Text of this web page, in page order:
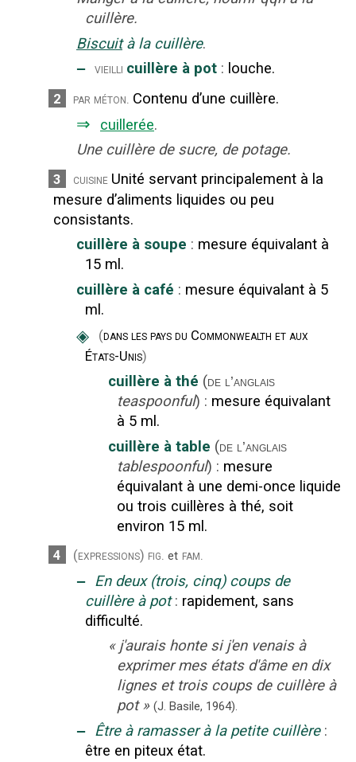
cuillère.
Biscuit à la cuillère.
‒ vieilli cuillère à pot : louche.
2 par méton. Contenu d’une cuillère.
⇒ cuillerée.
Une cuillère de sucre, de potage.
3 cuisine Unité servant principalement à la
mesure d’aliments liquides ou peu
consistants.
cuillère à soupe : mesure équivalant à
15 ml.
cuillère à café : mesure équivalant à 5
ml.
◈ (dans les pays du Commonwealth et aux
États-Unis)
cuillère à thé (de l’anglais
teaspoonful) : mesure équivalant
à 5 ml.
cuillère à table (de l’anglais
tablespoonful) : mesure
équivalant à une demi-once liquide
ou trois cuillères à thé, soit
environ 15 ml.
4 (expressions) fig. et fam.
‒ En deux (trois, cinq) coups de
cuillère à pot : rapidement, sans
difficulté.
« j'aurais honte si j'en venais à
exprimer mes états d'âme en dix
lignes et trois coups de cuillère à
pot » (J. Basile, 1964).
‒ Être à ramasser à la petite cuillère :
être en piteux état.